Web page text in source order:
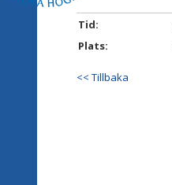
Tid:
Plats:
<< Tillbaka